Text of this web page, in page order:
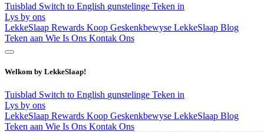
Tuisblad Switch to English gunstelinge Teken in
Lys by ons
LekkeSlaap Rewards Koop Geskenkbewyse LekkeSlaap Blog
Teken aan Wie Is Ons Kontak Ons
Welkom by LekkeSlaap!
Tuisblad Switch to English gunstelinge Teken in
Lys by ons
LekkeSlaap Rewards Koop Geskenkbewyse LekkeSlaap Blog
Teken aan Wie Is Ons Kontak Ons